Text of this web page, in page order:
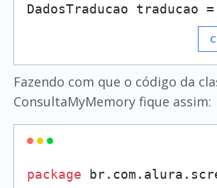
DadosTraducao traducao
Fazendo com que o código da
ConsultaMyMemory fique assim:
package